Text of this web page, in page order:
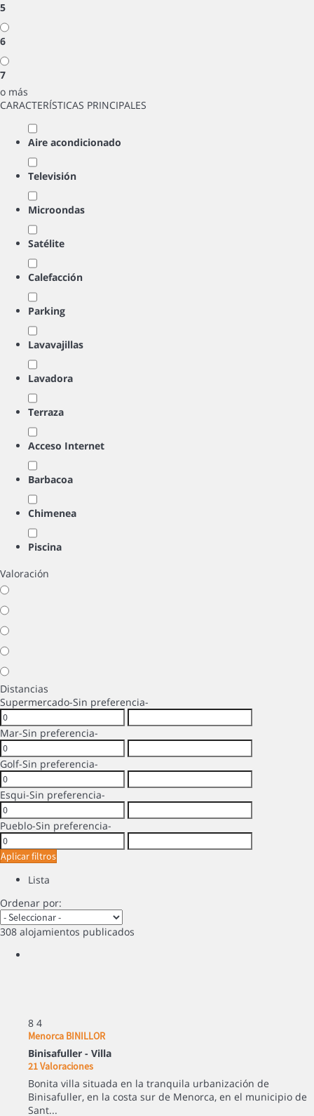
5
6
7
o más
CARACTERÍSTICAS PRINCIPALES
Aire acondicionado
Televisión
Microondas
Satélite
Calefacción
Parking
Lavavajillas
Lavadora
Terraza
Acceso Internet
Barbacoa
Chimenea
Piscina
Valoración
Distancias
Supermercado-Sin preferencia-
Mar-Sin preferencia-
Golf-Sin preferencia-
Esqui-Sin preferencia-
Pueblo-Sin preferencia-
Aplicar filtros
Lista
Ordenar por:
308 alojamientos publicados
8 4
Menorca BINILLOR
Binisafuller - Villa
21 Valoraciones
Bonita villa situada en la tranquila urbanización de
Binisafuller, en la costa sur de Menorca, en el municipio de
Sant...